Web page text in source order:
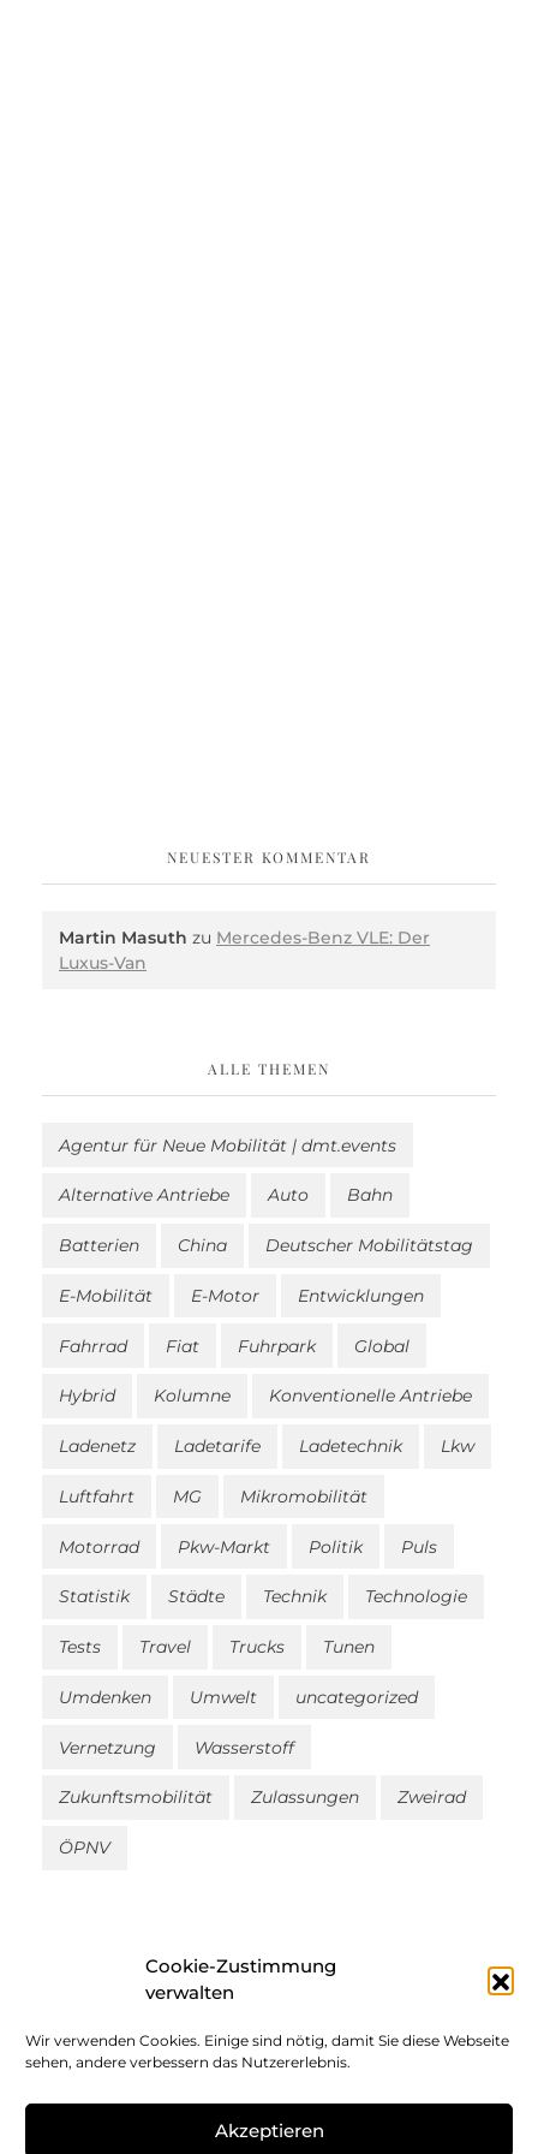
Cookie-Zustimmung
verwalten
Wir verwenden Cookies. Einige sind nötig, damit Sie diese Webseite
sehen, andere verbessern das Nutzererlebnis.
Akzeptieren
NEUESTER KOMMENTAR
Martin Masuth zu Mercedes-Benz VLE: Der
Luxus-Van
ALLE THEMEN
Agentur für Neue Mobilität | dmt.events
Alternative Antriebe Auto Bahn
Batterien China Deutscher Mobilitätstag
E-Mobilität E-Motor Entwicklungen
Fahrrad Fiat Fuhrpark Global
Hybrid Kolumne Konventionelle Antriebe
Ladenetz Ladetarife Ladetechnik Lkw
Luftfahrt MG Mikromobilität
Motorrad Pkw-Markt Politik Puls
Statistik Städte Technik Technologie
Tests Travel Trucks Tunen
Umdenken Umwelt uncategorized
Vernetzung Wasserstoff
Zukunftsmobilität Zulassungen Zweirad
ÖPNV
Impressum
Datenschutz